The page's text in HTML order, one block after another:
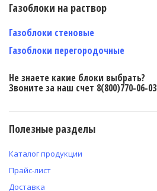
Газоблоки на раствор
Газоблоки стеновые
Газоблоки перегородочные
Не знаете какие блоки выбрать?
Звоните за наш счет 8(800)770-06-03
Полезные разделы
Каталог продукции
Прайс-лист
Доставка